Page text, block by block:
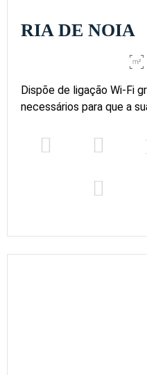
RIA DE NOIA
Dispõe de ligação Wi-Fi
necessários para que a